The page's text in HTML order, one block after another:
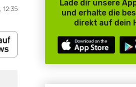
12:35
Lade dir unsere
und erhalte die
direkt auf dein